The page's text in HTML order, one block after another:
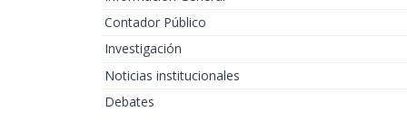
Contador Público
Investigación
Noticias institucionales
Debates